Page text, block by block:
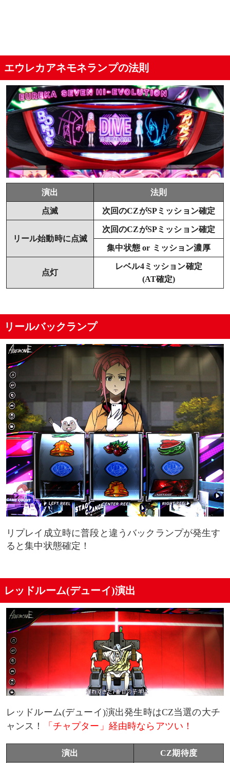
エウレカアネモネランプの法則
演出 法則
点滅 次回のCZがSPミッション確定
リール始動時に点滅
次回のCZがSPミッション確定
集中状態 or ミッション濃厚
点灯
レベル4ミッション確定
(AT確定)
リールバックランプ
リプレイ成立時に普段と違うバックランプが発生す
ると集中状態確定！
レッドルーム(デューイ)演出
レッドルーム(デューイ)演出発生時はCZ当選の大チ
ャンス！
「チャプター」経由時ならアツい！
演出 CZ期待度